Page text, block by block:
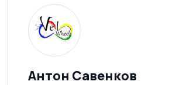
Антон Савенков